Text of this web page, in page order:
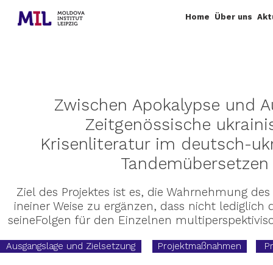
Home Über uns
Zwischen Apokalypse und
Zeitgenössische
Krisenliteratur im deutsch-
Tandemübersetzen
Ziel des Projektes ist es, die Wahrnehmung
ineiner Weise zu ergänzen, dass nicht lediglich
seineFolgen für den Einzelnen
Ausgangslage und Zielsetzung Projektmaßnahmen